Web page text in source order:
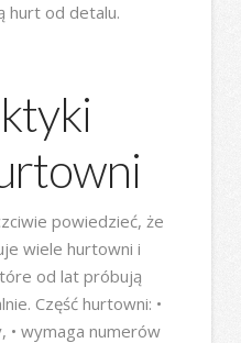
hurt od detalu.
powiedzieć, że
wiele hurtowni i
od lat próbują
Część hurtowni: •
• wymaga numerów